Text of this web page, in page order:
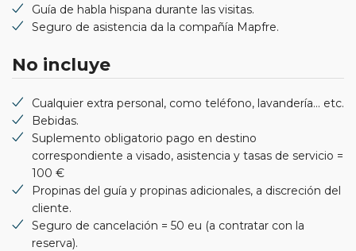
Guía de habla hispana durante las visitas.
Seguro de asistencia da la compañía Mapfre.
No incluye
Cualquier extra personal, como teléfono, lavandería... etc.
Bebidas.
Suplemento obligatorio pago en destino
correspondiente a visado, asistencia y tasas de servicio =
100 €
Propinas del guía y propinas adicionales, a discreción del
cliente.
Seguro de cancelación = 50 eu (a contratar con la
reserva).